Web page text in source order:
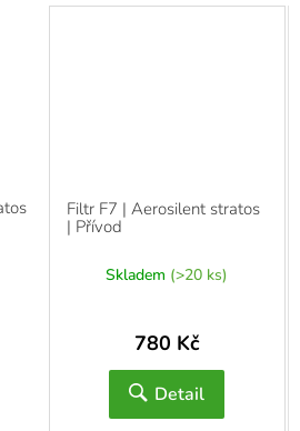
Filtr F7 | Aerosilent stratos
| Přívod
Skladem (>20 ks)
780 Kč
Detail